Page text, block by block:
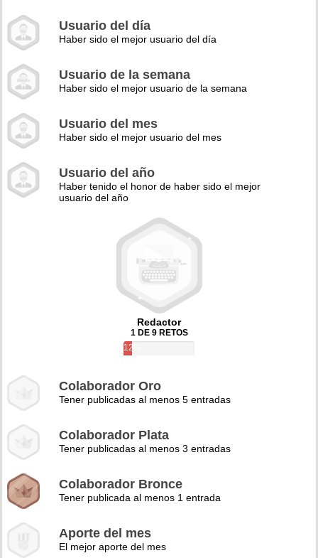
Usuario del día
Haber sido el mejor usuario del día
Usuario de la semana
Haber sido el mejor usuario de la semana
Usuario del mes
Haber sido el mejor usuario del mes
Usuario del año
Haber tenido el honor de haber sido el mejor
usuario del año
Redactor
1 DE 9 RETOS
12%
Colaborador Oro
Tener publicadas al menos 5 entradas
Colaborador Plata
Tener publicadas al menos 3 entradas
Colaborador Bronce
Tener publicada al menos 1 entrada
Aporte del mes
El mejor aporte del mes